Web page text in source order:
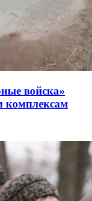
войска»
комплексам